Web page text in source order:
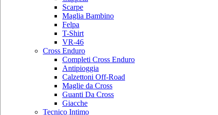
Scarpe
Maglia Bambino
Felpa
T-Shirt
VR-46
Cross Enduro
Completi Cross Enduro
Antipioggia
Calzettoni Off-Road
Maglie da Cross
Guanti Da Cross
Giacche
Tecnico Intimo